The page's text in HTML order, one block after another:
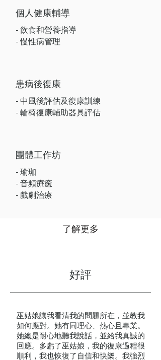
​個人健康輔導
- 飲食和營養指導
- 慢性病管理
患病後復康
- 中風後評估及復康訓練
- 輪椅復康輔助器具評估
團體工作坊
- 瑜珈
- 音頻療癒
- 戲劇治療
了解更多
​好評
巫姑娘讓我看清我的問題所在，並教我
如何應對。她有同理心、熱心且專業。
她總是耐心地聽我說話，並給我真誠的
回應。多虧了巫姑娘，我的復康過程很
順利，我也恢復了自信和快樂。我強烈